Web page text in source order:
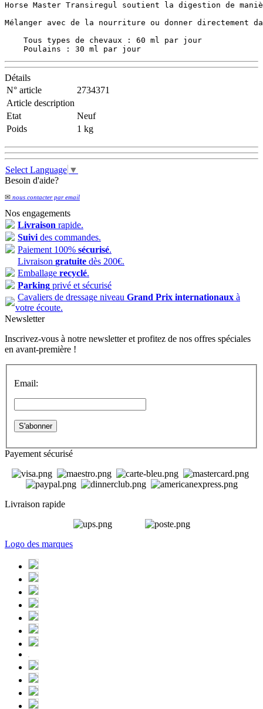
Horse Master Transiregul soutient la digestion de
Mélanger avec de la nourriture ou donner directement
    Tous types de chevaux : 60 ml par jour
    Poulains : 30 ml par jour
Détails
N° article
2734371
Article description
Etat
Neuf
Poids
1 kg
Select Language ▼
Besoin d'aide?
✉ nous contacter par email
Nos engagements
Livraison rapide.
Suivi des commandes.
Paiement 100% sécurisé.
Livraison gratuite dès 200€.
Emballage recyclé.
Parking privé et sécurisé
Cavaliers de dressage niveau Grand Prix internationaux à
votre écoute.
Newsletter
Inscrivez-vous à notre newsletter et profitez de nos offres spéciales
en avant-première !
Email:
Payement sécurisé
Livraison rapide
Logo des marques